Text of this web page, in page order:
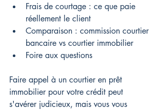
Frais de courtage : ce que paie
réellement le client
Comparaison : commission courtier
bancaire vs courtier immobilier
Foire aux questions
Faire appel à un courtier en prêt
immobilier pour votre crédit peut
s'avérer judicieux, mais vous vous